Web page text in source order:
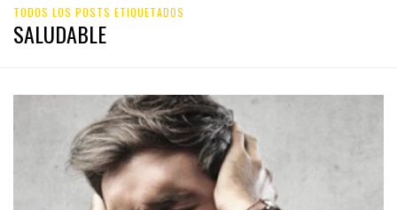
TODOS LOS POSTS ETIQUETADOS
SALUDABLE